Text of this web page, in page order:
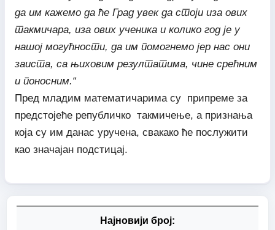
да им кажемо да ће Град увек да стоји иза ових
такмичара, иза ових ученика и колико год је у
нашој могућности, да им помогнемо јер нас они
заиста, са њиховим резултатима, чине срећним
и поносним.“
Пред младим математичарима су припреме за
предстојеће републичко такмичење, а признања
која су им данас уручена, свакако ће послужити
као значајан подстицај.
Најновији број: